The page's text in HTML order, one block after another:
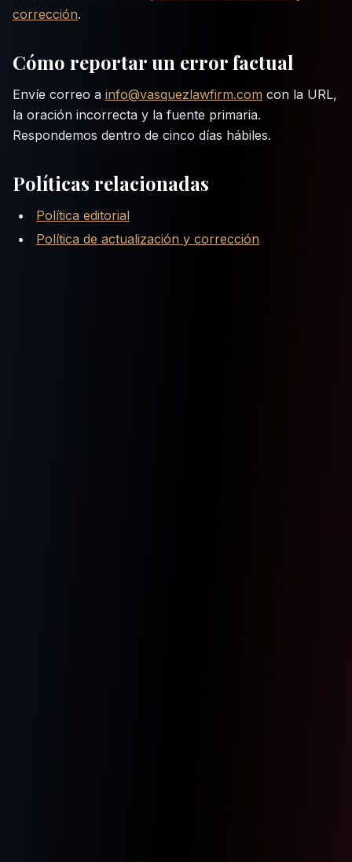
corrección.
Cómo reportar un error factual
Envíe correo a info@vasquezlawfirm.com con la URL,
la oración incorrecta y la fuente primaria.
Respondemos dentro de cinco días hábiles.
Políticas relacionadas
Política editorial
Política de actualización y corrección